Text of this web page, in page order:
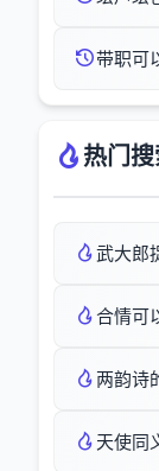
带职可
热门
武大郎
合情可
两韵诗
天使同